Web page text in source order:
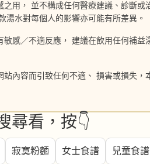
用， 並不構成任何醫療建議、診斷或
水對每個人的影響亦可能有所差異。
感／不適反應， 建議在飲用任何補益
內容而引致任何不適、 損害或損失，
尋看，按👇
寂寞粉麵 女士食譜 兒童食譜